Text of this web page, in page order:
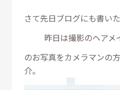
さて先日ブログにも書い
昨日は撮影のヘアメ
のお写真をカメラマンの
介。